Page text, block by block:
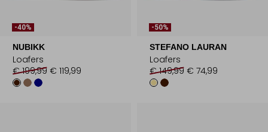
-40%
NUBIKK
Loafers
€ 199,99 € 119,99
-50%
STEFANO LAURAN
Loafers
€ 149,99 € 74,99